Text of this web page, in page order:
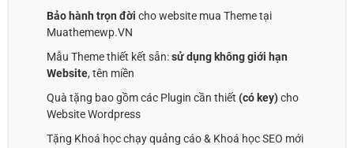
Bảo hành trọn đời cho website mua Theme tại
Muathemewp.VN
Mẫu Theme thiết kết sẵn:sử dụng không giới hạn
Website, tên miền
Quà tặng bao gồm các Plugin cần thiết (có key)cho
Website Wordpress
Tặng Khoá học chạy quảng cáo & Khoá học SEO mới